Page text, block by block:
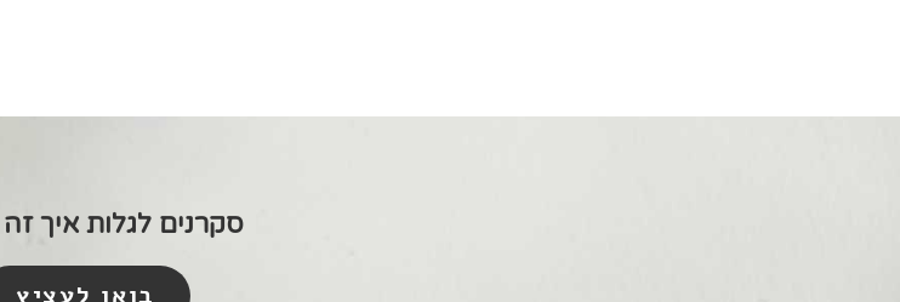
סקרנים לגלות איך
בואו לעציץ